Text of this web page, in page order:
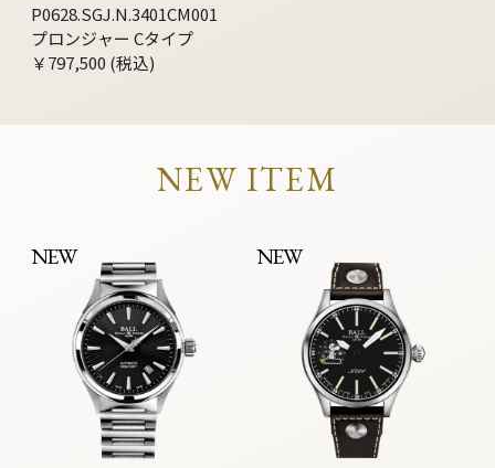
P0628.SGJ.N.3401CM001
プロンジャー Cタイプ
￥797,500 (税込)
NEW ITEM
NEW NEW